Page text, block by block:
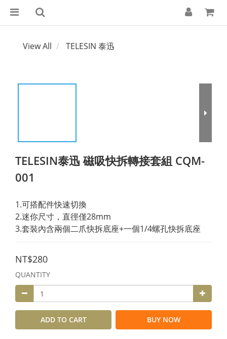
View All TELESIN 泰迅
TELESIN泰迅 磁吸快拆轉接套組 CQM-
001
1.可搭配件快速切換
2.迷你尺寸，直徑僅28mm
3.套裝內含兩個二爪快拆底座+一個1/4螺孔快拆底座
NT$280
QUANTITY
ADD TO CART BUY NOW